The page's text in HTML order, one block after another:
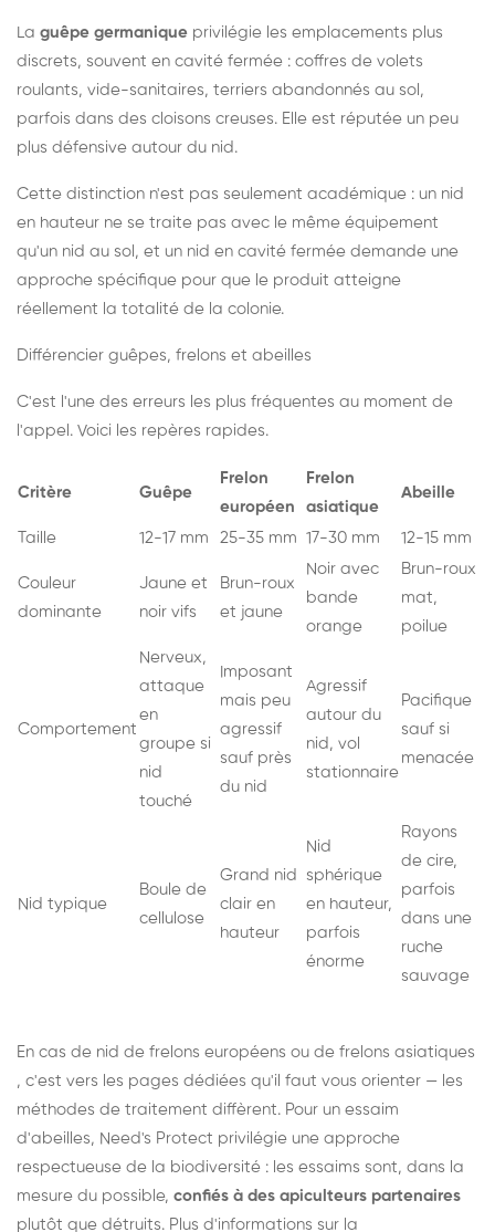
La guêpe germanique privilégie les emplacements plus
discrets, souvent en cavité fermée : coffres de volets
roulants, vide-sanitaires, terriers abandonnés au sol,
parfois dans des cloisons creuses. Elle est réputée un peu
plus défensive autour du nid.
Cette distinction n'est pas seulement académique : un nid
en hauteur ne se traite pas avec le même équipement
qu'un nid au sol, et un nid en cavité fermée demande une
approche spécifique pour que le produit atteigne
réellement la totalité de la colonie.
Différencier guêpes, frelons et abeilles
C'est l'une des erreurs les plus fréquentes au moment de
l'appel. Voici les repères rapides.
Critère Guêpe
Frelon
européen
Frelon
asiatique
Abeille
Taille 12-17 mm 25-35 mm 17-30 mm 12-15 mm
Couleur
dominante
Jaune et
noir vifs
Brun-roux
et jaune
Noir avec
bande
orange
Brun-roux
mat,
poilue
Comportement
Nerveux,
attaque
en
groupe si
nid
touché
Imposant
mais peu
agressif
sauf près
du nid
Agressif
autour du
nid, vol
stationnaire
Pacifique
sauf si
menacée
Nid typique
Boule de
cellulose
Grand nid
clair en
hauteur
Nid
sphérique
en hauteur,
parfois
énorme
Rayons
de cire,
parfois
dans une
ruche
sauvage
En cas de nid de frelons européens ou de frelons asiatiques
, c'est vers les pages dédiées qu'il faut vous orienter — les
méthodes de traitement diffèrent. Pour un essaim
d'abeilles, Need's Protect privilégie une approche
respectueuse de la biodiversité : les essaims sont, dans la
mesure du possible, confiés à des apiculteurs partenaires
plutôt que détruits. Plus d'informations sur la